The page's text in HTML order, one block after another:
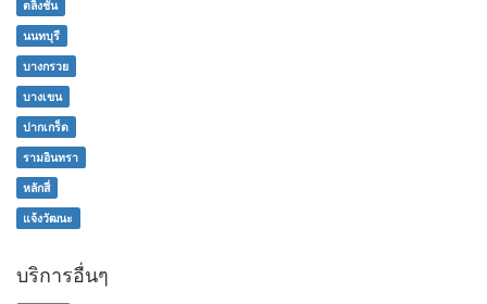
ตลิ่งชัน
นนทบุรี
บางกรวย
บางเขน
ปากเกร็ด
รามอินทรา
หลักสี่
แจ้งวัฒนะ
บริการอื่นๆ